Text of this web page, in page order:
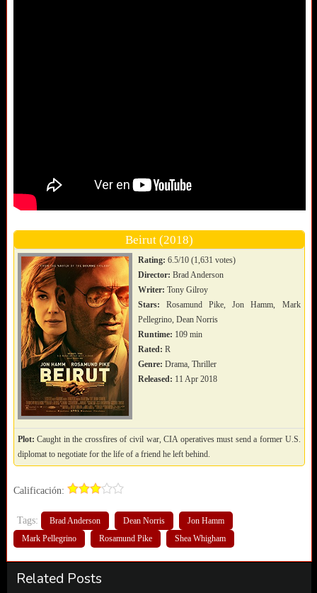
Beirut (2018)
Rating: 6.5/10 (1,631 votes)
Director: Brad Anderson
Writer: Tony Gilroy
Stars: Rosamund Pike, Jon Hamm, Mark
Pellegrino, Dean Norris
Runtime: 109 min
Rated: R
Genre: Drama, Thriller
Released: 11 Apr 2018
Plot: Caught in the crossfires of civil war, CIA operatives must send a former U.S.
diplomat to negotiate for the life of a friend he left behind.
Calificación:
Tags: Brad Anderson Dean Norris
Jon Hamm
Mark Pellegrino
Rosamund Pike Shea Whigham
Related Posts